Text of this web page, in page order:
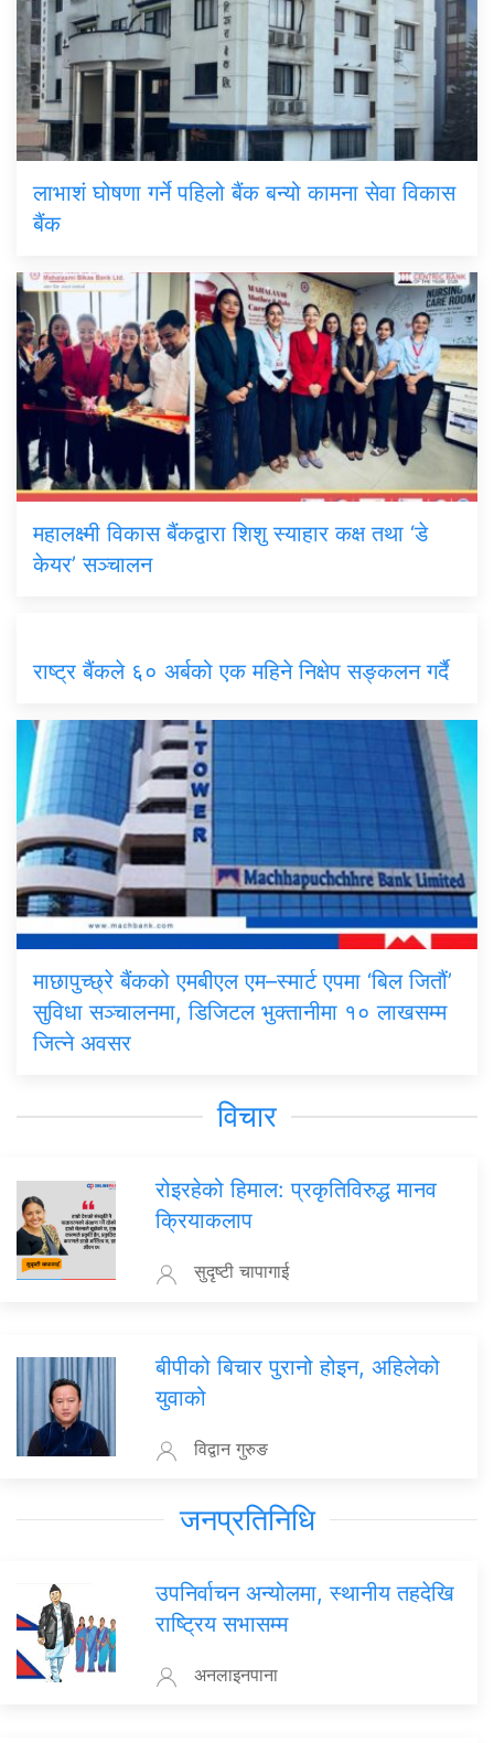
लाभाशं घोषणा गर्ने पहिलो बैंक बन्यो कामना सेवा विकास
बैंक
महालक्ष्मी विकास बैंकद्वारा शिशु स्याहार कक्ष तथा ‘डे
केयर’ सञ्चालन
राष्ट्र बैंकले ६० अर्बको एक महिने निक्षेप सङ्कलन गर्दै
माछापुच्छ्रे बैंकको एमबीएल एम–स्मार्ट एपमा ‘बिल जितौं’
सुविधा सञ्चालनमा, डिजिटल भुक्तानीमा १० लाखसम्म
जित्ने अवसर
विचार
रोइरहेको हिमाल: प्रकृतिविरुद्ध मानव
क्रियाकलाप
सुदृष्टी चापागाई
बीपीको बिचार पुरानो होइन, अहिलेको
युवाको
विद्वान गुरुङ
जनप्रतिनिधि
उपनिर्वाचन अन्योलमा, स्थानीय तहदेखि
राष्ट्रिय सभासम्म
अनलाइनपाना